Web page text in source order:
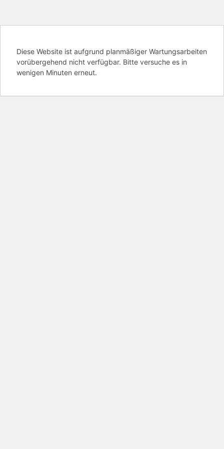
Diese Website ist aufgrund planmäßiger Wartungsarbeiten
vorübergehend nicht verfügbar. Bitte versuche es in
wenigen Minuten erneut.